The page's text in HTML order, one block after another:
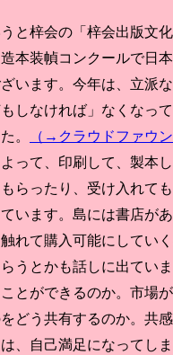
と梓会の「梓会出版文
本装幀コンクールで日
います。今年は、立派
しなければ」なくなっ
。
（→クラウドファウ
って、印刷して、製本
もらったり、受け入れて
ています。島には書店が
れて購入可能にしてい
うとかも話しに出てい
とができるのか。市場
どう共有するのか。共
は、自己満足になってし